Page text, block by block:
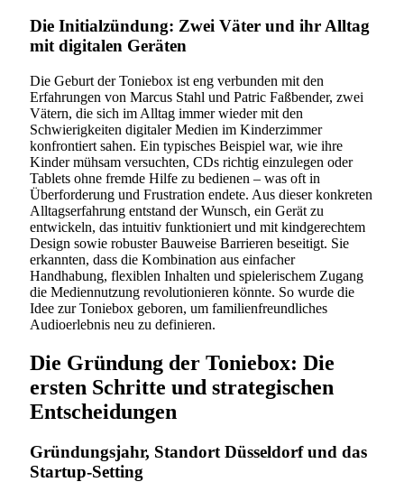
Die Initialzündung: Zwei Väter und ihr Alltag
mit digitalen Geräten
Die Geburt der Toniebox ist eng verbunden mit den
Erfahrungen von Marcus Stahl und Patric Faßbender, zwei
Vätern, die sich im Alltag immer wieder mit den
Schwierigkeiten digitaler Medien im Kinderzimmer
konfrontiert sahen. Ein typisches Beispiel war, wie ihre
Kinder mühsam versuchten, CDs richtig einzulegen oder
Tablets ohne fremde Hilfe zu bedienen – was oft in
Überforderung und Frustration endete. Aus dieser konkreten
Alltagserfahrung entstand der Wunsch, ein Gerät zu
entwickeln, das intuitiv funktioniert und mit kindgerechtem
Design sowie robuster Bauweise Barrieren beseitigt. Sie
erkannten, dass die Kombination aus einfacher
Handhabung, flexiblen Inhalten und spielerischem Zugang
die Mediennutzung revolutionieren könnte. So wurde die
Idee zur Toniebox geboren, um familienfreundliches
Audioerlebnis neu zu definieren.
Die Gründung der Toniebox: Die
ersten Schritte und strategischen
Entscheidungen
Gründungsjahr, Standort Düsseldorf und das
Startup-Setting